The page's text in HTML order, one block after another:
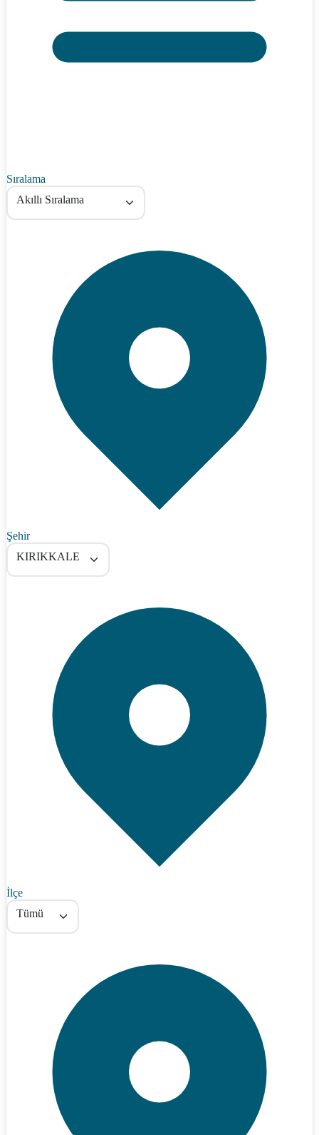
Sıralama
Akıllı Sıralama
Şehir
KIRIKKALE
İlçe
Tümü